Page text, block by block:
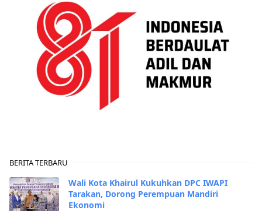
BERITA TERBARU
Wali Kota Khairul Kukuhkan DPC IWAPI
Tarakan, Dorong Perempuan Mandiri
Ekonomi